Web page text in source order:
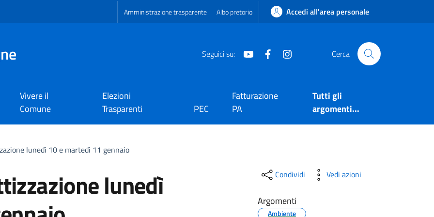
Amministrazione trasparente Albo pretorio Accedi all'area personale
Seguici su: Youtube Facebook Cerca
Vivere il
Comune
Elezioni
Trasparenti
PEC
Fatturazione
PA
Tutti gli
argomenti...
lunedì 10 e martedì 11 gennaio
lunedì
Condividi Vedi azioni
Argomenti
Ambiente